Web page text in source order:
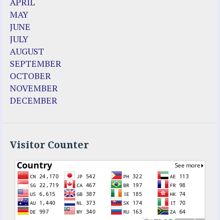
Dozule (France)
Emma de Guzman
Enoch
Fr. Jose Maniyangat
Fr. Martin (Sam) Johnston
Garabandal
Garabandal Movie 2018
Gloria Polo
Luz de Maria
Maria Divine Mercy
Maria Esperanza
Maria Julianna (Seer Hungary)
Maria Valtorta
Medjugorje
MAY
JUNE
JULY
AUGUST
SEPTEMBER
OCTOBER
NOVEMBER
DECEMBER
Visitor Counter